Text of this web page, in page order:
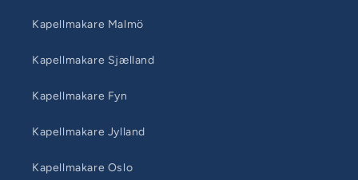
Kapellmakare Malmö
Kapellmakare Sjælland
Kapellmakare Fyn
Kapellmakare Jylland
Kapellmakare Oslo